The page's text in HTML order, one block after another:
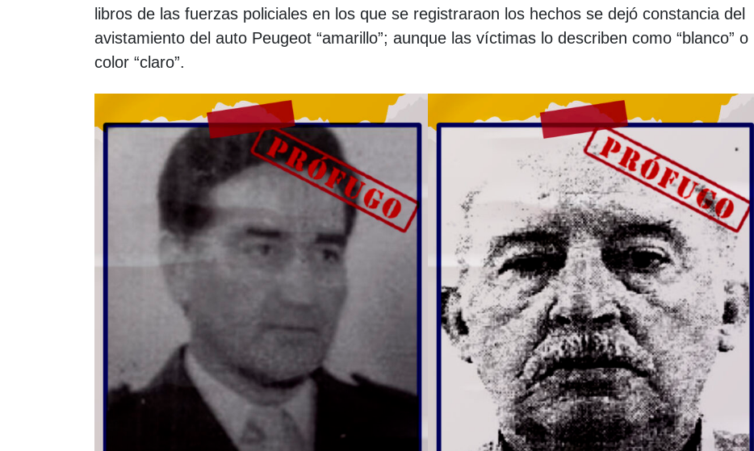
libros de las fuerzas policiales en los que se registraraon los hechos se dejó constancia del
avistamiento del auto Peugeot “amarillo”; aunque las víctimas lo describen como “blanco” o
color “claro”.